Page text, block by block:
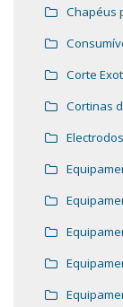
Chapéus
Corte
Cortinas